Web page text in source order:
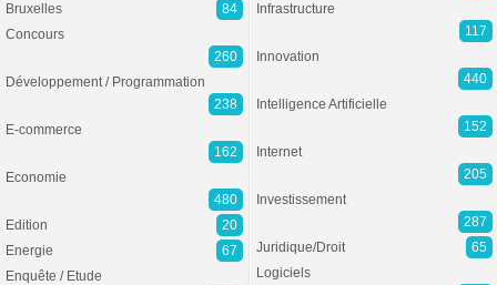
Bruxelles
84
Concours
260
Développement / Programmation
238
E-commerce
162
Economie
480
Edition
20
Energie
67
Enquête / Etude
Infrastructure
117
Innovation
440
Intelligence Artificielle
152
Internet
205
Investissement
287
Juridique/Droit
65
Logiciels